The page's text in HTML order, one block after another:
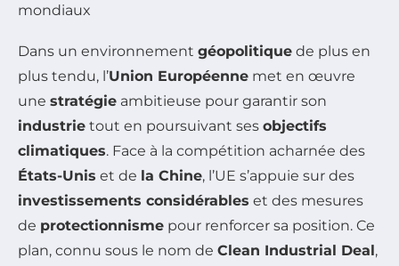
mondiaux
Dans un environnement géopolitique de plus en
plus tendu, l’Union Européenne met en œuvre
une stratégie ambitieuse pour garantir son
industrie tout en poursuivant ses objectifs
climatiques. Face à la compétition acharnée des
États-Unis et de la Chine, l’UE s’appuie sur des
investissements considérables et des mesures
de protectionnisme pour renforcer sa position. Ce
plan, connu sous le nom de Clean Industrial Deal ,